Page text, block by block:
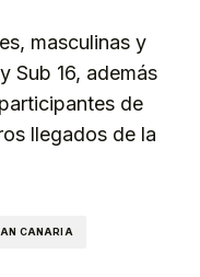
masculinas y
Sub 16, además
de
llegados de la
CANARIA